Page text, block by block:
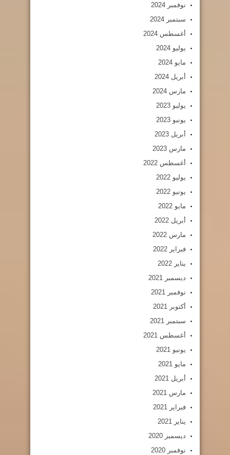
نوفمبر 2024
سبتمبر 2024
أغسطس 2024
يوليو 2024
مايو 2024
أبريل 2024
مارس 2024
يوليو 2023
يونيو 2023
أبريل 2023
مارس 2023
أغسطس 2022
يوليو 2022
يونيو 2022
مايو 2022
أبريل 2022
مارس 2022
فبراير 2022
يناير 2022
ديسمبر 2021
نوفمبر 2021
أكتوبر 2021
سبتمبر 2021
أغسطس 2021
يونيو 2021
مايو 2021
أبريل 2021
مارس 2021
فبراير 2021
يناير 2021
ديسمبر 2020
نوفمبر 2020